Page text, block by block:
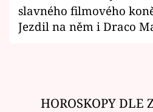
slavného filmového
Jezdil na něm i Draco
HOROSKOPY DLE